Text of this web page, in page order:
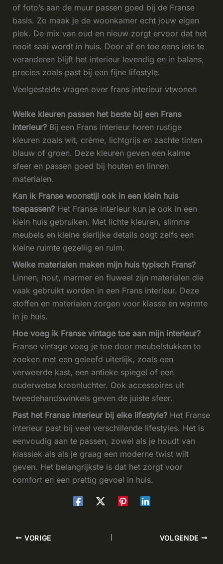
of foto’s aan de muur passen goed bij de Franse
basis. Zo maak je de woonkamer echt jouw eigen
plek. De mix van oud en nieuw zorgt ervoor dat het
nooit saai wordt in huis. Door af en toe eens iets te
veranderen blijft het interieur levendig en in balans,
precies zoals past bij een fijne lifestyle.
Veelgestelde vragen over frans interieur vtwonen
Welke kleuren passen het beste bij een Frans
interieur?Bij een Frans interieur horen rustige
kleuren zoals wit, crème, lichtgrijs en zachte tinten
blauw of groen. Deze kleuren geven een kalme
sfeer en passen goed bij houten en linnen
materialen.
Kan ik Franse woonstijl ook in een klein huis
toepassen?Het Franse interieur kun je ook in een
klein huis gebruiken. Met lichte kleuren, slimme
meubels en kleine sierlijke details oogt zelfs een
kleine ruimte gezellig en ruim.
Welke materialen maken mijn huis typisch Frans?
Linnen, hout, marmer en fluweel zijn materialen die
vaak gebruikt worden in een Frans interieur. Deze
stoffen en materialen zorgen voor klasse en warmte
in je huis.
Hoe voeg ik Franse vintage toe aan mijn interieur?
Franse vintage voeg je toe door meubelstukken te
zoeken met een geleefd uiterlijk, zoals een
verweerde kast, een antieke spiegel of een
ouderwetse kroonluchter. Ook accessoires uit
tweedehandswinkels geven de juiste sfeer.
Past het Franse interieur bij elke lifestyle?Het Franse
interieur past bij veel verschillende lifestyles. Het is
eenvoudig aan te passen, zowel als je houdt van
klassiek als als je graag een moderne twist wilt
geven. Het belangrijkste is dat het zorgt voor
comfort en een prettig gevoel in huis.
VORIGE VOLGENDE